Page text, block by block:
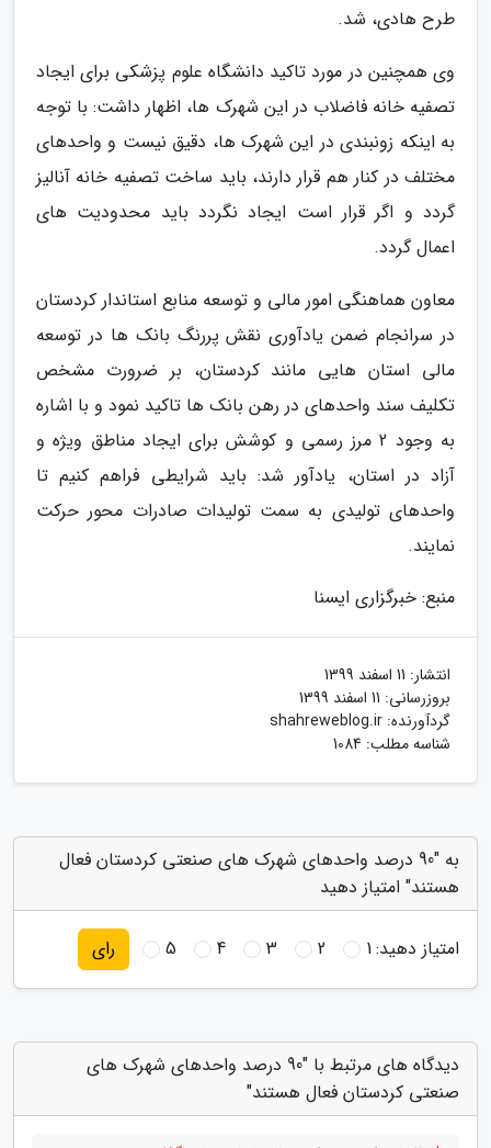
طرح هادی، شد.
وی همچنین در مورد تاکید دانشگاه علوم پزشکی برای ایجاد
تصفیه خانه فاضلاب در این شهرک ها، اظهار داشت: با توجه
به اینکه زونبندی در این شهرک ها، دقیق نیست و واحدهای
مختلف در کنار هم قرار دارند، باید ساخت تصفیه خانه آنالیز
گردد و اگر قرار است ایجاد نگردد باید محدودیت های
اعمال گردد.
معاون هماهنگی امور مالی و توسعه منابع استاندار کردستان
در سرانجام ضمن یادآوری نقش پررنگ بانک ها در توسعه
مالی استان هایی مانند کردستان، بر ضرورت مشخص
تکلیف سند واحدهای در رهن بانک ها تاکید نمود و با اشاره
به وجود 2 مرز رسمی و کوشش برای ایجاد مناطق ویژه و
آزاد در استان، یادآور شد: باید شرایطی فراهم کنیم تا
واحدهای تولیدی به سمت تولیدات صادرات محور حرکت
نمایند.
منبع: خبرگزاری ایسنا
انتشار: 11 اسفند 1399
بروزرسانی: 11 اسفند 1399
گردآورنده: shahreweblog.ir
شناسه مطلب: 1084
به "90 درصد واحدهای شهرک های صنعتی کردستان فعال
هستند" امتیاز دهید
امتیاز دهید:1
2
3
4
5 رای
دیدگاه های مرتبط با "90 درصد واحدهای شهرک های
صنعتی کردستان فعال هستند"